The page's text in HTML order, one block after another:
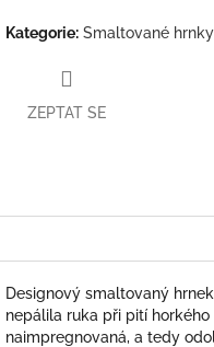
Kategorie: Smaltované hrnky
ZEPTAT SE
Designový smaltovaný
nepálila ruka při pití horkého
naimpregnovaná, a tedy